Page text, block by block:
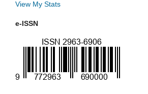
View My Stats
e-ISSN